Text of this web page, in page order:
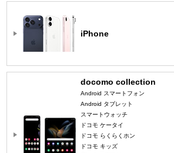
iPhone
docomo collection
Android スマートフォン
Android タブレット
スマートウォッチ
ドコモ ケータイ
ドコモ らくらくホン
ドコモ キッズ